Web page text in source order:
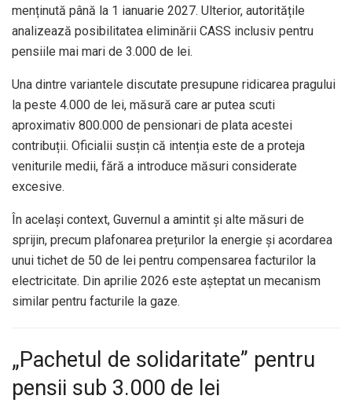
menținută până la 1 ianuarie 2027. Ulterior, autoritățile
analizează posibilitatea eliminării CASS inclusiv pentru
pensiile mai mari de 3.000 de lei.
Una dintre variantele discutate presupune ridicarea pragului
la peste 4.000 de lei, măsură care ar putea scuti
aproximativ 800.000 de pensionari de plata acestei
contribuții. Oficialii susțin că intenția este de a proteja
veniturile medii, fără a introduce măsuri considerate
excesive.
În același context, Guvernul a amintit și alte măsuri de
sprijin, precum plafonarea prețurilor la energie și acordarea
unui tichet de 50 de lei pentru compensarea facturilor la
electricitate. Din aprilie 2026 este așteptat un mecanism
similar pentru facturile la gaze.
„Pachetul de solidaritate” pentru
pensii sub 3.000 de lei